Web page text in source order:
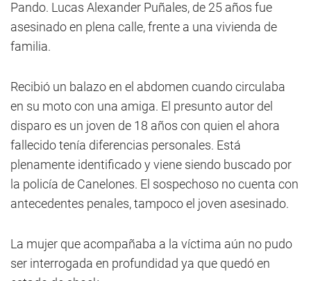
Pando. Lucas Alexander Puñales, de 25 años fue
asesinado en plena calle, frente a una vivienda de
familia.
Recibió un balazo en el abdomen cuando circulaba
en su moto con una amiga. El presunto autor del
disparo es un joven de 18 años con quien el ahora
fallecido tenía diferencias personales. Está
plenamente identificado y viene siendo buscado por
la policía de Canelones. El sospechoso no cuenta con
antecedentes penales, tampoco el joven asesinado.
La mujer que acompañaba a la víctima aún no pudo
ser interrogada en profundidad ya que quedó en